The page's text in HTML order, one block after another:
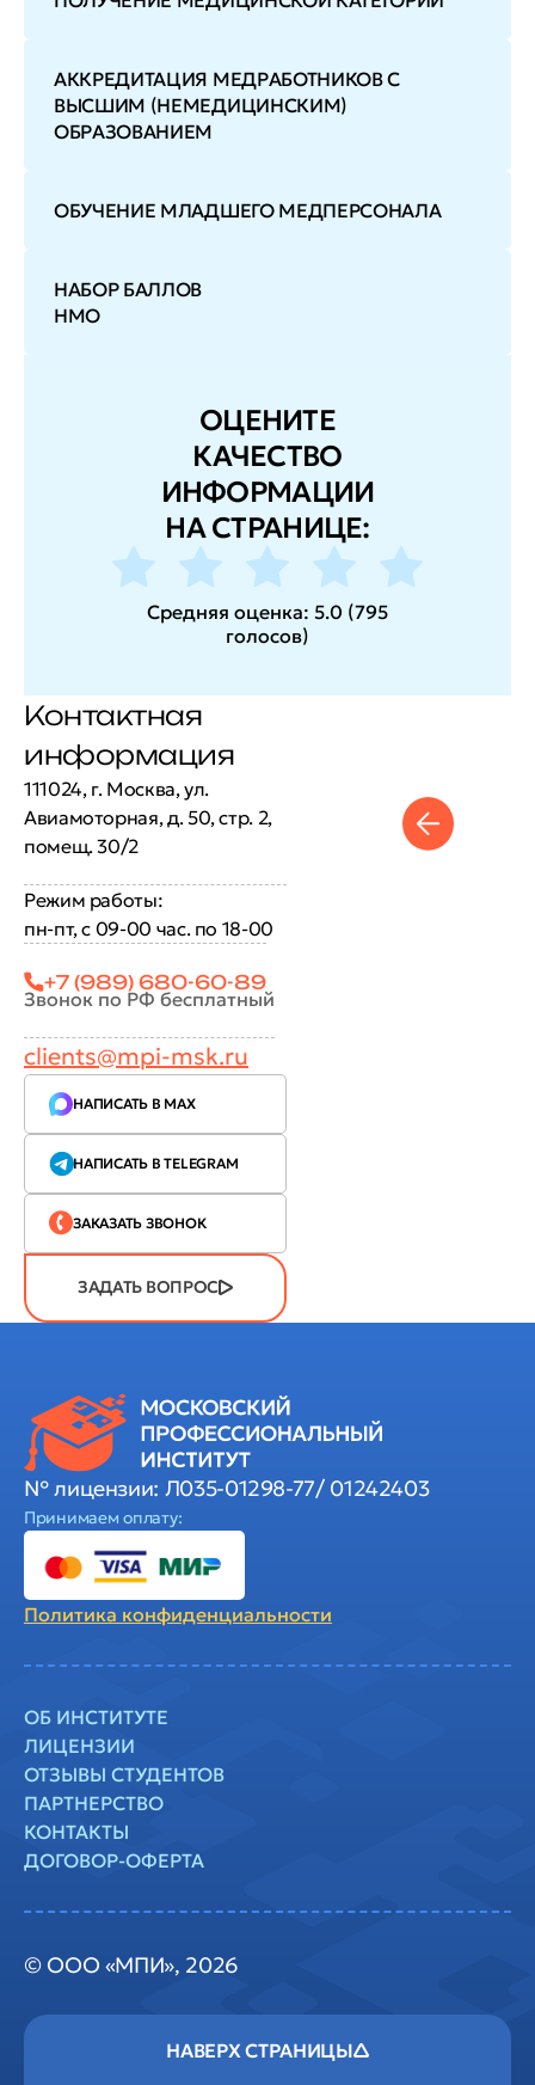
АККРЕДИТАЦИЯ МЕДРАБОТНИКОВ С
ВЫСШИМ (НЕМЕДИЦИНСКИМ)
ОБРАЗОВАНИЕМ
ОБУЧЕНИЕ МЛАДШЕГО МЕДПЕРСОНАЛА
НАБОР БАЛЛОВ
НМО
ОЦЕНИТЕ
КАЧЕСТВО
ИНФОРМАЦИИ
НА СТРАНИЦЕ:
Средняя оценка: 5.0 (795
голосов)
Контактная
информация
111024, г. Москва, ул.
Авиамоторная, д. 50, стр. 2,
помещ. 30/2
Режим работы:
пн-пт, с 09-00 час. по 18-00
+7 (989) 680-60-89
Звонок по РФ бесплатный
clients@mpi-msk.ru
НАПИСАТЬ В MAX
НАПИСАТЬ В TELEGRAM
ЗАКАЗАТЬ ЗВОНОК
ЗАДАТЬ ВОПРОС
№ лицензии: Л035-01298-77/ 01242403
Принимаем оплату:
Политика конфиденциальности
© ООО «МПИ», 2026
ОБ ИНСТИТУТЕ
ЛИЦЕНЗИИ
ОТЗЫВЫ СТУДЕНТОВ
ПАРТНЕРСТВО
КОНТАКТЫ
ДОГОВОР-ОФЕРТА